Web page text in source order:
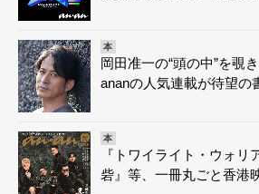
本
岡田准一の“頭の中”を覗
ananの人気連載が待望の
本
『トワイライト・ウォリ
砦』等、一冊丸ごと香港